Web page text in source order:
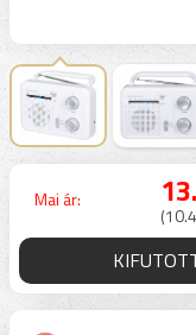
Mai ár: